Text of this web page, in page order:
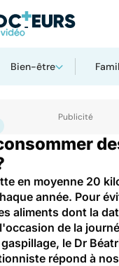
Bien-être
Alimentation
en moyenne 20
année. Pour
aliments dont la
de la
le Dr
répond à